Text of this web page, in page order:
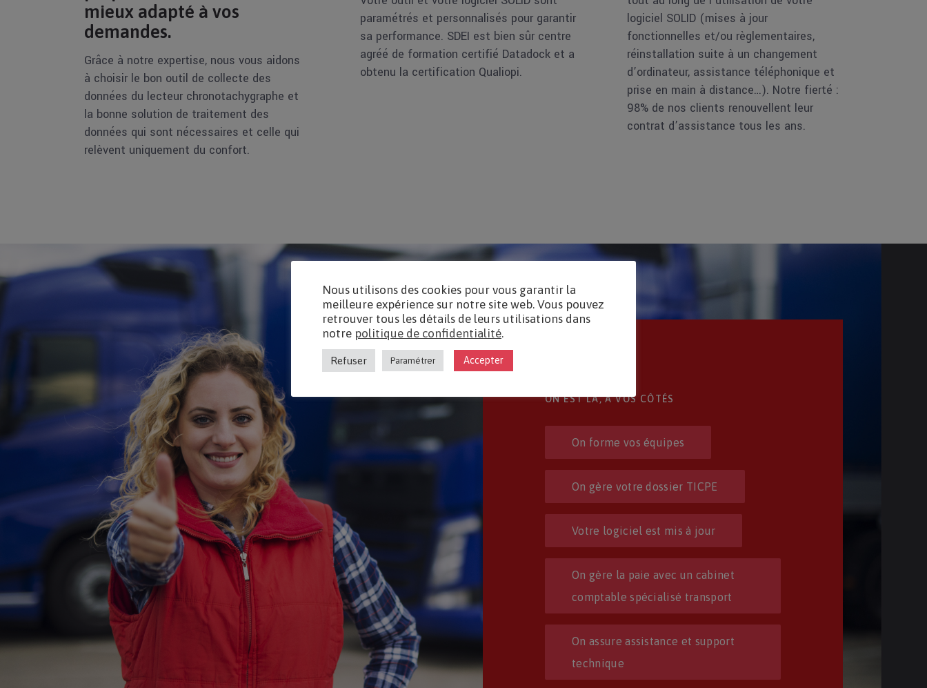
mieux adapté à vos
demandes.
Grâce à notre expertise, nous vous aidons
à choisir le bon outil de collecte des
données du lecteur chronotachygraphe et
la bonne solution de traitement des
données qui sont nécessaires et celle qui
relèvent uniquement du confort.
paramétrés et personnalisés pour garantir
sa performance. SDEI est bien sûr centre
agréé de formation certifié Datadock et a
obtenu la certification Qualiopi.
logiciel SOLID (mises à jour
fonctionnelles et/ou règlementaires,
réinstallation suite à un changement
d’ordinateur, assistance téléphonique et
prise en main à distance…). Notre fierté :
98% de nos clients renouvellent leur
contrat d’assistance tous les ans.
ON EST LÀ, À VOS CÔTÉS
On forme vos équipes
On gère votre dossier TICPE
Votre logiciel est mis à jour
On gère la paie avec un cabinet
comptable spécialisé transport
On assure assistance et support
technique
Nous utilisons des cookies pour vous garantir la
meilleure expérience sur notre site web. Vous pouvez
retrouver tous les détails de leurs utilisations dans
notre politique de confidentialité.
Refuser Paramétrer Accepter